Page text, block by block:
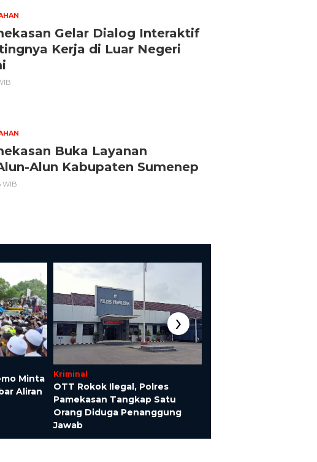
Gelar Dialog Interaktif
Kerja di Luar Negeri
Buka Layanan
Alun Kabupaten Sumenep
WIB
Minta
Aliran
Kriminal
OTT Rokok Ilegal, Polres
Pamekasan Tangkap Satu
Orang Diduga Penanggung
Jawab
›